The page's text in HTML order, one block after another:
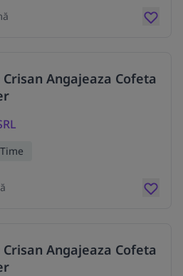
Angajeaza Cofeta
Angajeaza Cofeta